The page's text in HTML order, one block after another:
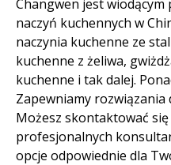
Changwen jest
naczyń kuchennych w
naczynia kuchenne ze
kuchenne z żeliwa,
kuchenne i tak dalej.
Zapewniamy
Możesz skontaktować
profesjonalnych
opcje odpowiednie dla